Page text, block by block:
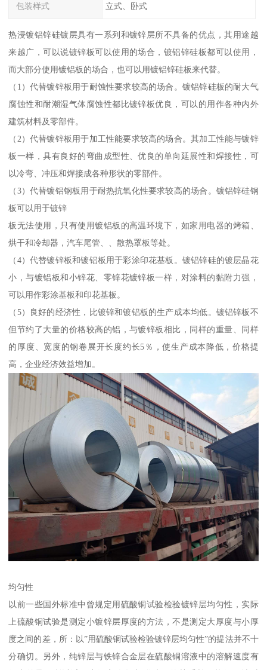
包装样式 立式、卧式
热浸镀铝锌硅镀层具有一系列和镀锌层所不具备的优点，其用途越
来越广，可以说镀锌板可以使用的场合，镀铝锌硅板都可以使用，
而大部分使用镀铝板的场合，也可以用镀铝锌硅板来代替。
（1）代替镀锌板用于耐蚀性要求较高的场合。镀铝锌硅板的耐大气
腐蚀性和耐潮湿气体腐蚀性都比镀锌板优良，可以的用作各种内外
建筑材料及零部件。
（2）代替镀锌板用于加工性能要求较高的场合。其加工性能与镀锌
板一样，具有良好的弯曲成型性、优良的单向延展性和焊接性，可
以冷弯、冲压和焊接成各种形状的零部件。
（3）代替镀铝钢板用于耐热抗氧化性要求较高的场合。镀铝锌硅钢
板可以用于镀锌
板无法使用，只有使用镀铝板的高温环境下，如家用电器的烤箱、
烘干和冷却器，汽车尾管、、散热罩板等处。
（4）代替镀锌板和镀铝板用于彩涂印花基板。镀铝锌硅的镀层晶花
小，与镀铝板和小锌花、零锌花镀锌板一样，对涂料的黏附力强，
可以用作彩涂基板和印花基板。
（5）良好的经济性，比镀锌和镀铝板的生产成本均低。镀铝锌板不
但节约了大量的价格较高的铝，与镀锌板相比，同样的重量、同样
的厚度、宽度的钢卷展开长度约长5％，使生产成本降低，价格提
高，企业经济效益增加。
均匀性
以前一些国外标准中曾规定用硫酸铜试验检验镀锌层均匀性，实际
上硫酸铜试验是测定小镀锌层厚度的方法，不是测定大厚度与小厚
度之间的差，所：以”用硫酸铜试验检验镀锌层均匀性”的提法并不十
分确切。另外，纯锌层与铁锌合金层在硫酸铜溶液中的溶解速度有